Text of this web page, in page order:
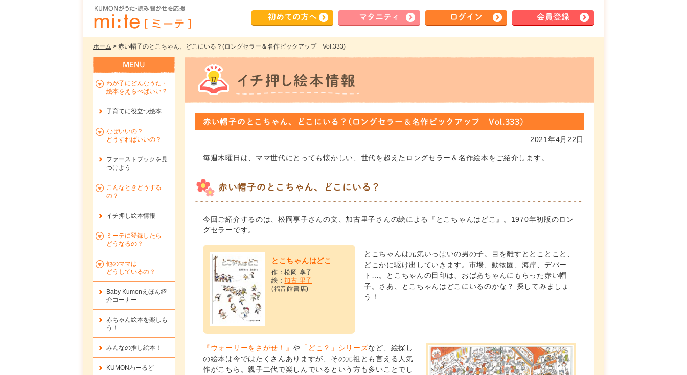
初めての方へ マタ ニティ ログイン 会員登録
ホーム > 赤い帽子のとこちゃん、どこにいる？(ロングセラー＆名作ピックアップ Vol.333)
赤い帽子のとこちゃん、どこにいる？(ロングセラー＆名作ピックアップ Vol.333)
2021年4月22日
毎週木曜日は、ママ世代にとっても懐かしい、世代を超えたロングセラー＆名作絵本をご紹介します。
赤い帽子のとこちゃん、どこにいる？
今回ご紹介するのは、松岡享子さんの文、加古里子さんの絵による『とこちゃんはどこ』。1970年初版のロン
グセラーです。
とこちゃんはどこ
作：松岡 享子
絵：加古 里子
(福音館書店)
とこちゃんは元気いっぱいの男の子。目を離すととことこと、
どこかに駆け出していきます。市場、動物園、海岸、デパー
ト…。とこちゃんの目印は、おばあちゃんにもらった赤い帽
子。さあ、とこちゃんはどこにいるのかな？ 探してみましょ
う！
『ウォーリーをさがせ！』や 「どこ？」シリーズなど、絵探し
の絵本は今ではたくさんありますが、その元祖とも言える人気
作がこちら。親子二代で楽しんでいるという方も多いことでし
わが子にどんなうた・
絵本をえらべばいい？
子育てに役立つ絵本
なぜいいの？
どうすればいいの？
ファーストブックを 見
つけよう
こんなときどうする
の？
イチ押し絵本情報
ミーテに登録したら
どうなるの？
他のママは
どうしているの？
Baby Kumonえほん紹
介コーナー
赤ちゃん絵本を楽しも
う！
みんなの推し絵本！
KUMONわーるど